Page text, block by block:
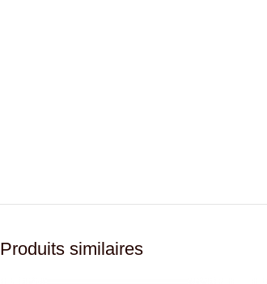
Produits similaires